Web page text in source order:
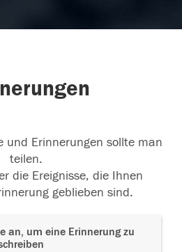
und Erinnerungen sollte man
teilen.
die Ereignisse, die Ihnen
geblieben sind.
an, um eine Erinnerung zu